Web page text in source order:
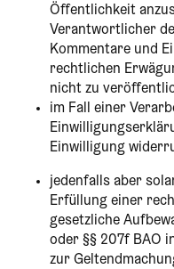
Öffentlichkeit
Verantwortlicher
Kommentare und
rechtlichen
nicht zu
im Fall einer
Einwilligung
jedenfalls aber
Erfüllung einer
gesetzliche
oder §§ 207f BAO
zur